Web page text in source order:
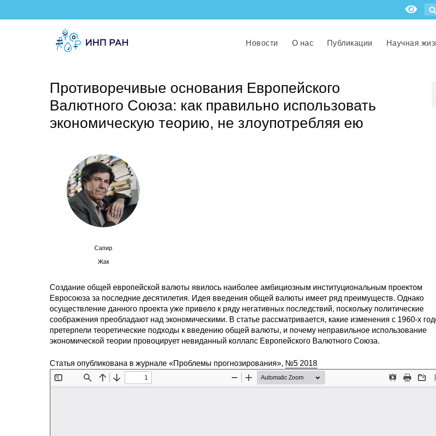
Новости О нас Публикации Научная
Противоречивые основания Европейского
Валютного Союза: как правильно использовать
экономическую теорию, не злоупотребляя ею
Сапир
Жак
Создание общей европейской валюты явилось наиболее амбициозным институциональным проектом
Евросоюза за последние десятилетия. Идея введения общей валюты имеет ряд преимуществ. Однако
осуществление данного проекта уже привело к ряду негативных последствий, поскольку политические
соображения преобладают над экономическими. В статье рассматривается, какие изменения с 1960-х
претерпели теоретические подходы к введению общей валюты, и почему неправильное использование
экономической теории провоцирует невиданный коллапс Европейского Валютного Союза.
Статья опубликована в журнале «Проблемы прогнозирования», №5 2018